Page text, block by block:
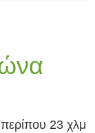
περίπου 23 χλμ